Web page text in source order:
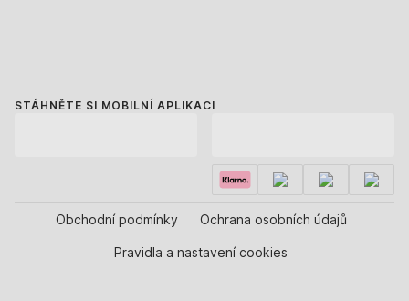
STÁHNĚTE SI MOBILNÍ APLIKACI
Obchodní podmínky Ochrana osobních údajů
Pravidla a nastavení cookies